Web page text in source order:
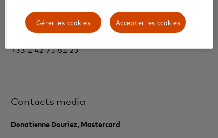
DONATIENNE DOURIEZ, RESPONSABLE
COMMUNICATION MASTERCARD FRANCE
+33 1 42 73 81 23
Contacts media
Donatienne Douriez, Mastercard
Accepter les cookies
Gérer les cookies